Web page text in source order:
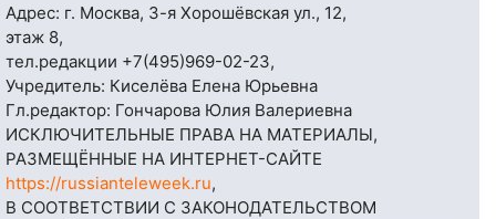
Адрес: г. Москва, 3-я Хорошёвская ул., 12,
этаж 8,
тел.редакции +7(495)969-02-23,
Учредитель: Киселёва Елена Юрьевна
Гл.редактор: Гончарова Юлия Валериевна
ИСКЛЮЧИТЕЛЬНЫЕ ПРАВА НА МАТЕРИАЛЫ,
РАЗМЕЩЁННЫЕ НА ИНТЕРНЕТ-САЙТЕ
https://russianteleweek.ru,
В СООТВЕТСТВИИ С ЗАКОНОДАТЕЛЬСТВОМ